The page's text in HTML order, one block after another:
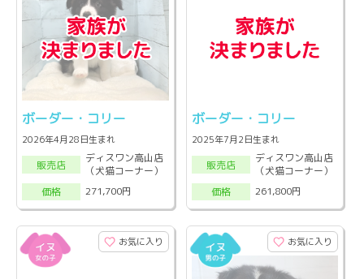
ボーダー・コリー
2026年4月28日生まれ
販売店
ディスワン高山店
（犬猫コーナー）
価格
271,700円
ボーダー・コリー
2025年7月2日生まれ
販売店
ディスワン高山店
（犬猫コーナー）
価格
261,800円
お気に入り お気に入り